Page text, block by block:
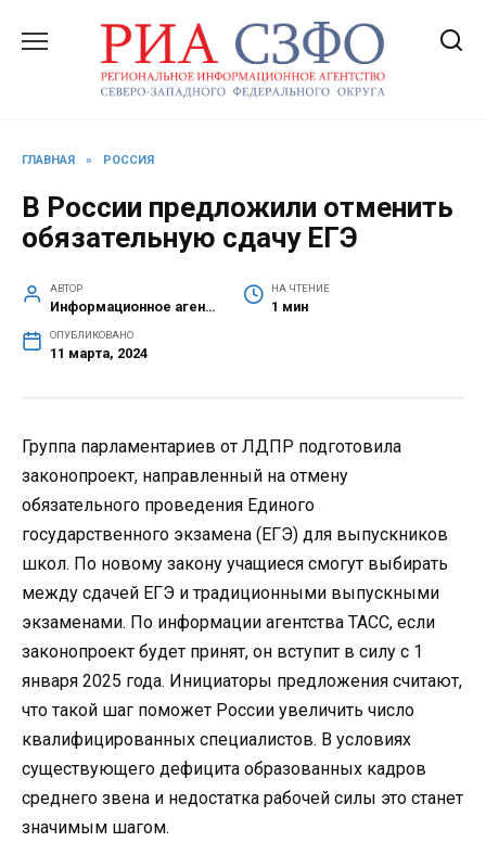
содержанию
ГЛАВНАЯ » РОССИЯ
В России предложили отменить
обязательную сдачу ЕГЭ
АВТОР
Информационное агентство СЗФО
НА ЧТЕНИЕ
1 мин
ОПУБЛИКОВАНО
11 марта, 2024
Группа парламентариев от ЛДПР подготовила
законопроект, направленный на отмену
обязательного проведения Единого
государственного экзамена (ЕГЭ) для выпускников
школ. По новому закону учащиеся смогут выбирать
между сдачей ЕГЭ и традиционными выпускными
экзаменами. По информации агентства ТАСС, если
законопроект будет принят, он вступит в силу с 1
января 2025 года. Инициаторы предложения считают,
что такой шаг поможет России увеличить число
квалифицированных специалистов. В условиях
существующего дефицита образованных кадров
среднего звена и недостатка рабочей силы это станет
значимым шагом.